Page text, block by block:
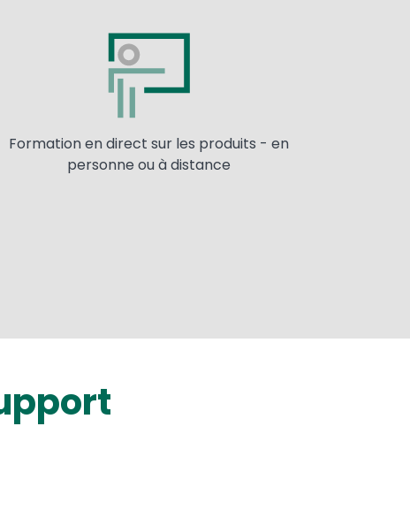
Formation en direct sur les produits - en
personne ou à distance